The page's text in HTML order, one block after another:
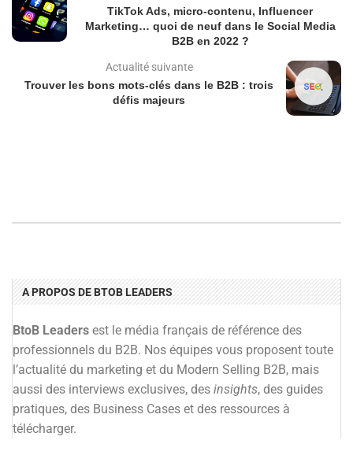
TikTok Ads, micro-contenu, Influencer
Marketing… quoi de neuf dans le Social Media
B2B en 2022 ?
Actualité suivante
Trouver les bons mots-clés dans le B2B : trois
défis majeurs
A PROPOS DE BTOB LEADERS
BtoB Leaders est le média français de référence des
professionnels du B2B. Nos équipes vous proposent toute
l’actualité du marketing et du Modern Selling B2B, mais
aussi des interviews exclusives, des insights, des guides
pratiques, des Business Cases et des ressources à
télécharger.